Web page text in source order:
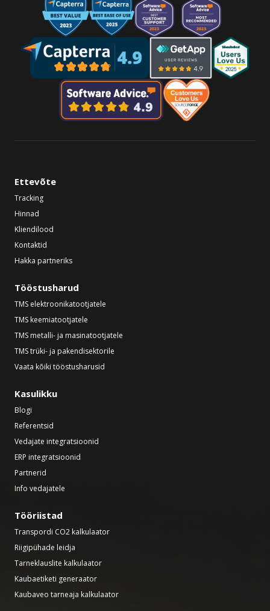
Ettevõte
Tracking
Hinnad
Kliendilood
Kontaktid
Hakka partneriks
Tööstusharud
TMS elektroonikatootjatele
TMS keemiatootjatele
TMS metalli- ja masinatootjatele
TMS trüki- ja pakendisektorile
Vaata kõiki tööstusharusid
Kasulikku
Blogi
Referentsid
Vedajate integratsioonid
ERP integratsioonid
Partnerid
Info vedajatele
Tööriistad
Transpordi CO2 kalkulaator
Riigipühade leidja
Tarneklauslite kalkulaator
Kaubaetiketi generaator
Kaubaveo tarneaja kalkulaator